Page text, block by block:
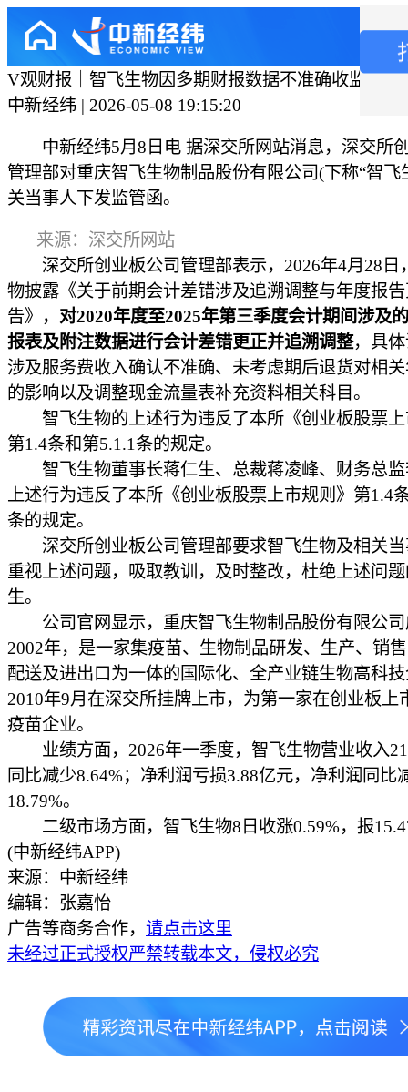
V观财报｜智飞生物因多期财报数据不准确收监管函
中新经纬 | 2026-05-08 19:15:20
中新经纬5月8日电 据深交所网站消息，深交所
管理部对重庆智飞生物制品股份有限公司(下称“智飞
关当事人下发监管函。
来源：深交所网站
深交所创业板公司管理部表示，2026年4月28日
物披露《关于前期会计差错涉及追溯调整与年度报
告》， 对2020年度至2025年第三季度会计期间涉及
报表及附注数据进行会计差错更正并追溯调整，具
涉及服务费收入确认不准确、未考虑期后退货对相
的影响以及调整现金流量表补充资料相关科目。
智飞生物的上述行为违反了本所《创业板股票上
第1.4条和第5.1.1条的规定。
智飞生物董事长蒋仁生、总裁蒋凌峰、财务总监
上述行为违反了本所《创业板股票上市规则》第1.4
条的规定。
深交所创业板公司管理部要求智飞生物及相关当
重视上述问题，吸取教训，及时整改，杜绝上述问
生。
公司官网显示，重庆智飞生物制品股份有限公司
2002年，是一家集疫苗、生物制品研发、生产、销
配送及进出口为一体的国际化、全产业链生物高科
2010年9月在深交所挂牌上市，为第一家在创业板上
疫苗企业。
业绩方面，2026年一季度，智飞生物营业收入
同比减少8.64%；净利润亏损3.88亿元，净利润同比
18.79%。
二级市场方面，智飞生物8日收涨0.59%，报
(中新经纬APP)
来源：中新经纬
编辑：张嘉怡
广告等商务合作， 请点击这里
未经过正式授权严禁转载本文，侵权必究